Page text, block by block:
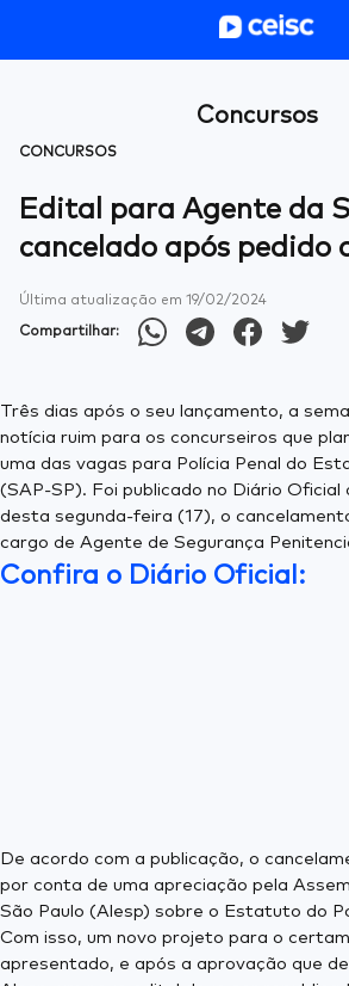
Concursos
CONCURSOS
Edital para Agente da
cancelado após pedido
Última atualização em 19/02/2024
Compartilhar:
Três dias após o seu lançamento, a
notícia ruim para os concurseiros que
uma das vagas para Polícia Penal do
(SAP-SP). Foi publicado no Diário Oficial
desta segunda-feira (17), o
cargo de Agente de Segurança
Confira o Diário Oficial:
De acordo com a publicação, o
por conta de uma apreciação pela
São Paulo (Alesp) sobre o Estatuto do
Com isso, um novo projeto para o
apresentado, e após a aprovação que